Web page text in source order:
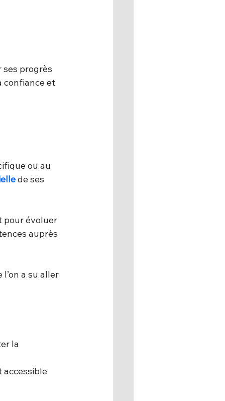
progrès
confiance et
ou au
de ses
pour évoluer
auprès
a su aller
la
accessible